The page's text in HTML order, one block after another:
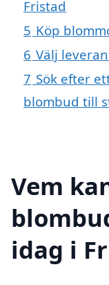
Fristad
5 Köp
6 Välj
7 Sök efter
blombud till
Vem
idag i